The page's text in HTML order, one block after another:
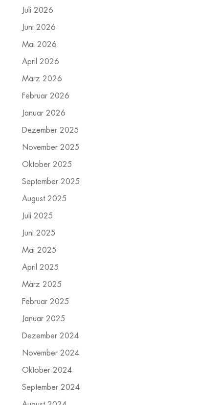
Juli 2026
Juni 2026
Mai 2026
April 2026
März 2026
Februar 2026
Januar 2026
Dezember 2025
November 2025
Oktober 2025
September 2025
August 2025
Juli 2025
Juni 2025
Mai 2025
April 2025
März 2025
Februar 2025
Januar 2025
Dezember 2024
November 2024
Oktober 2024
September 2024